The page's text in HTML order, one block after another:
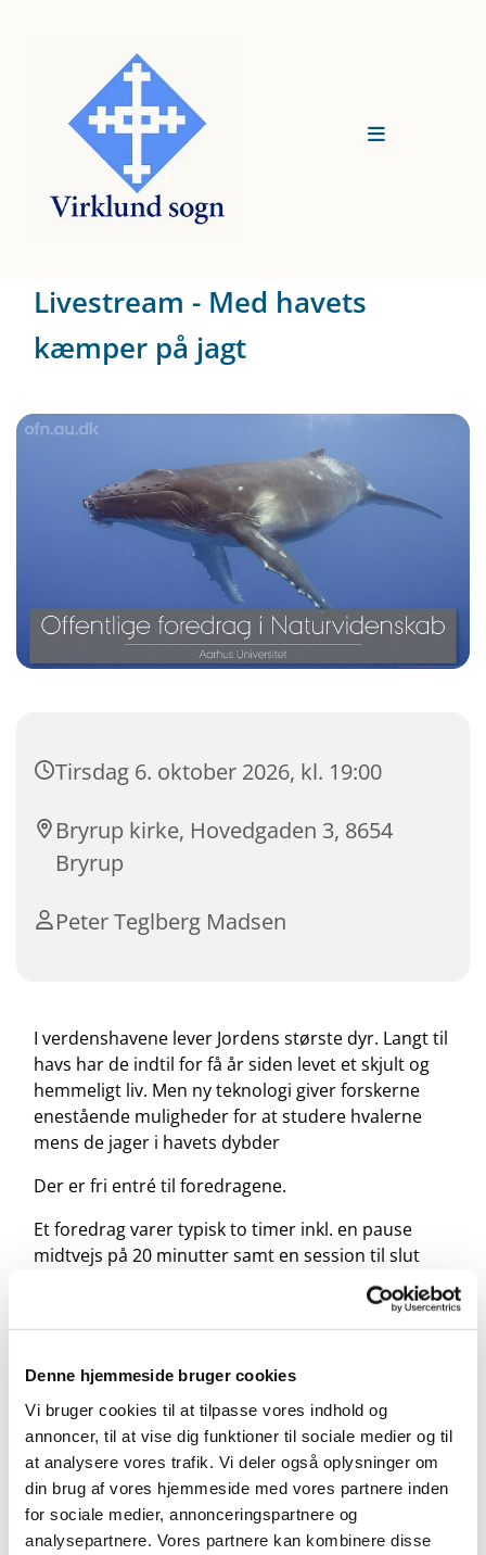
Denne hjemmeside bruger cookies
Vi bruger cookies til at tilpasse vores indhold og
annoncer, til at vise dig funktioner til sociale medier og til
at analysere vores trafik. Vi deler også oplysninger om
din brug af vores hjemmeside med vores partnere inden
for sociale medier, annonceringspartnere og
analysepartnere. Vores partnere kan kombinere disse
Livestream - Med havets
kæmper på jagt
Tirsdag 6. oktober 2026, kl. 19:00
Bryrup kirke, Hovedgaden 3, 8654
Bryrup
Peter Teglberg Madsen
I verdenshavene lever Jordens største dyr. Langt til
havs har de indtil for få år siden levet et skjult og
hemmeligt liv. Men ny teknologi giver forskerne
enestående muligheder for at studere hvalerne
mens de jager i havets dybder
Der er fri entré til foredragene.
Et foredrag varer typisk to timer inkl. en pause
midtvejs på 20 minutter samt en session til slut
hvor forelæseren svarer på udvalgte spørgsmål
indsendt af publikum under foredraget via SMS og
Twitter. Nogle forelæsere svarer tilmed
ikke var tid til at besvare under foredraget.